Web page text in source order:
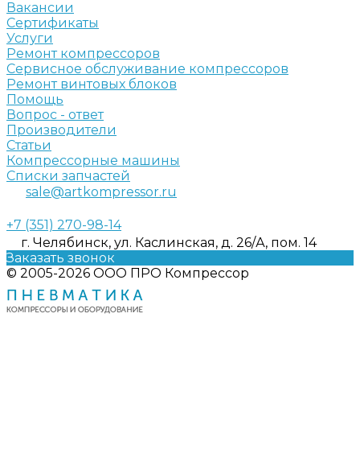
Вакансии
Сертификаты
Услуги
Ремонт компрессоров
Сервисное обслуживание компрессоров
Ремонт винтовых блоков
Помощь
Вопрос - ответ
Производители
Статьи
Компрессорные машины
Списки запчастей
sale@artkompressor.ru
+7 (351) 270-98-14
г. Челябинск, ул. Каслинская, д. 26/А, пом. 14
Заказать звонок
© 2005-2026 ООО ПРО Компрессор